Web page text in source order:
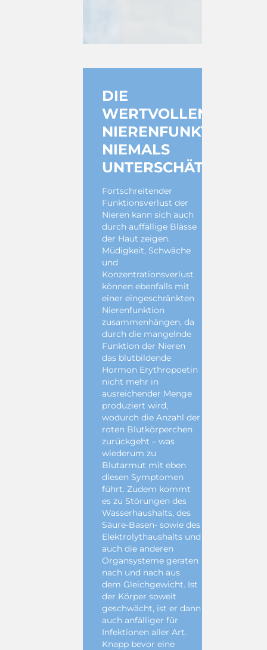
DIE
WERTVOLLEN
NIERENFUNKTIONEN
NIEMALS
UNTERSCHÄTZEN
Fortschreitender
Funktionsverlust der
Nieren kann sich auch
durch auffällige Blässe
der Haut zeigen.
Müdigkeit, Schwäche
und
Konzentrationsverlust
können ebenfalls mit
einer eingeschränkten
Nierenfunktion
zusammenhängen, da
durch die mangelnde
Funktion der Nieren
das blutbildende
Hormon Erythropoetin
nicht mehr in
ausreichender Menge
produziert wird,
wodurch die Anzahl der
roten Blutkörperchen
zurückgeht – was
wiederum zu
Blutarmut mit eben
diesen Symptomen
führt. Zudem kommt
es zu Störungen des
Wasserhaushalts, des
Säure-Basen- sowie des
Elektrolythaushalts und
auch die anderen
Organsysteme geraten
nach und nach aus
dem Gleichgewicht. Ist
der Körper soweit
geschwächt, ist er dann
auch anfälliger für
Infektionen aller Art.
Knapp bevor eine